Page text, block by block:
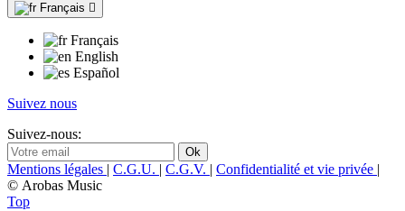
Français 
Français
English
Español
Suivez nous
Suivez-nous:
Mentions légales | C.G.U. | C.G.V. | Confidentialité et vie privée |
© Arobas Music
Top